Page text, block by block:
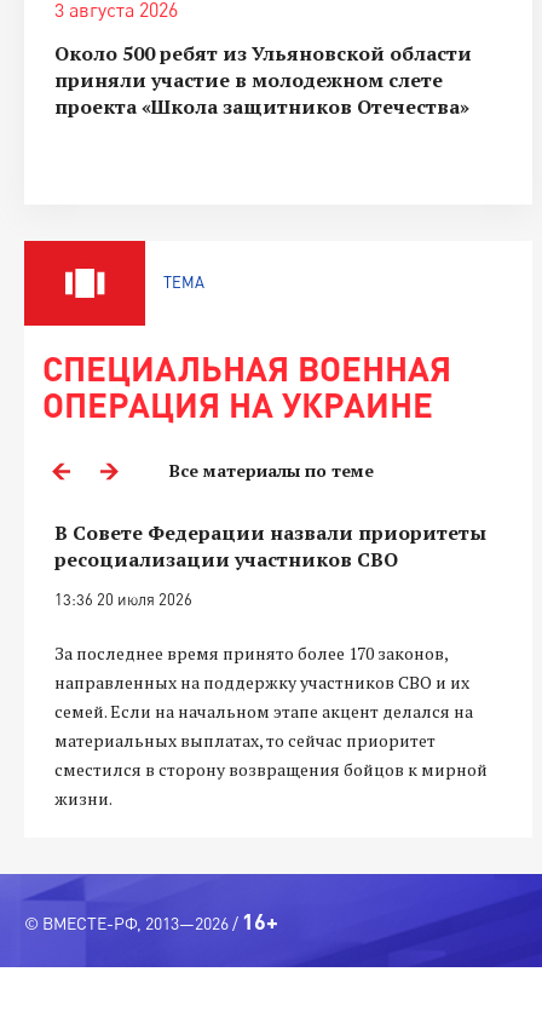
3 августа 2026
Около 500 ребят из Ульяновской области
приняли участие в молодежном слете
проекта «Школа защитников Отечества»
ТЕМА
СПЕЦИАЛЬНАЯ ВОЕННАЯ
ОПЕРАЦИЯ НА УКРАИНЕ
Все материалы по теме
В Совете Федерации назвали приоритеты
ресоциализации участников СВО
13:36 20 июля 2026
За последнее время принято более 170 законов,
направленных на поддержку участников СВО и их
семей. Если на начальном этапе акцент делался на
материальных выплатах, то сейчас приоритет
сместился в сторону возвращения бойцов к мирной
жизни.
© ВМЕСТЕ-РФ, 2013—2026 / 16+